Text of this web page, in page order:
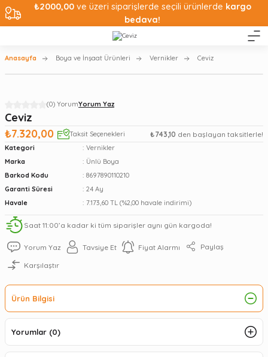
₺2000,00ve üzeri siparişlerde seçili ürünlerde kargo
bedava!
Anasayfa Boya ve İnşaat Ürünleri Vernikler Ceviz
(0) YorumYorum Yaz
Ceviz
₺7.320,00
Taksit Seçenekleri ₺743,10 den başlayan taksitlerle!
Kategori
Vernikler
Marka
Ünlü Boya
Barkod Kodu
8697890110210
Garanti Süresi
24 Ay
Havale
7.173,60 TL (%2,00 havale indirimi)
Saat 11:00’a kadar ki tüm siparişler aynı gün kargoda!
Yorum Yaz Tavsiye Et Fiyat Alarmı Paylaş
Karşılaştır
Ürün Bilgisi
Yorumlar (0)